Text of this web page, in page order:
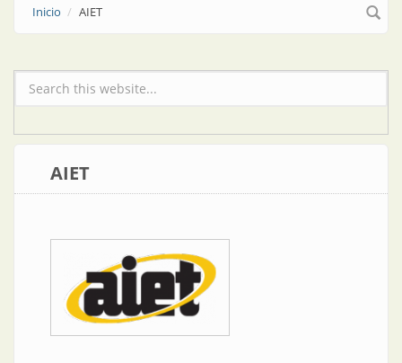
Inicio AIET
Formulario de búsqueda
AIET